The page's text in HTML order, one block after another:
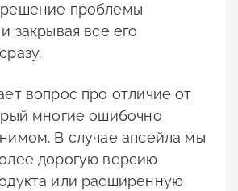
проблемы
закрывая все его
вопрос про отличие от
многие ошибочно
В случае апсейла мы
дорогую версию
или расширенную